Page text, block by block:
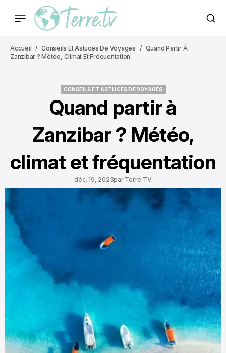
Accueil Conseils Et Astuces De Voyages
Quand Partir À
Zanzibar ? Météo, Climat Et Fréquentation
CONSEILS ET ASTUCES DE VOYAGES
Quand partir à
Zanzibar ? Météo,
climat et fréquentation
déc. 19, 2023par Terre TV